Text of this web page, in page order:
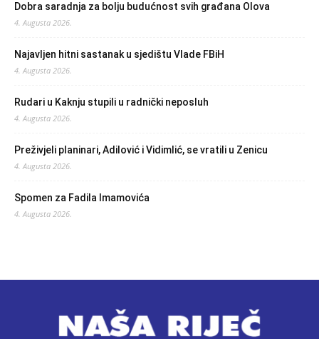
Dobra saradnja za bolju budućnost svih građana Olova
4. Augusta 2026.
Najavljen hitni sastanak u sjedištu Vlade FBiH
4. Augusta 2026.
Rudari u Kaknju stupili u radnički neposluh
4. Augusta 2026.
Preživjeli planinari, Adilović i Vidimlić, se vratili u Zenicu
4. Augusta 2026.
Spomen za Fadila Imamovića
4. Augusta 2026.